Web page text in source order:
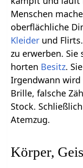
Menschen
oberflächliche
Kleider und
zu erwerben.
horten Besitz.
Irgendwann
Brille, falsche
Stock.
Atemzug.
Körper,